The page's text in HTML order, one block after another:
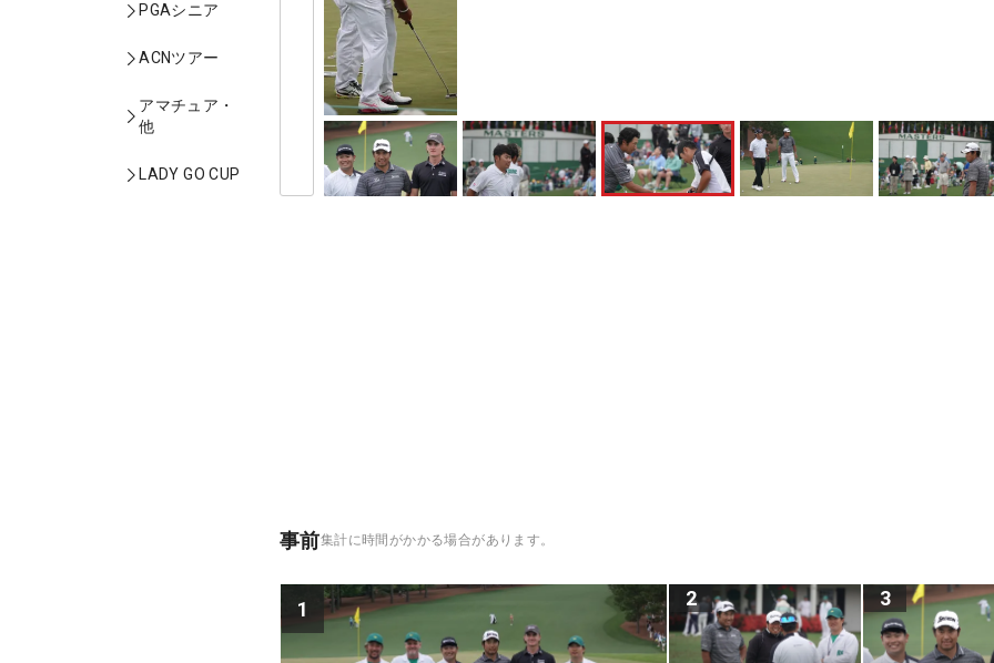
PGAシニア
ACNツアー
アマチュア・
他
LADY GO CUP
事前集計に時間がかかる場合があります。
1 2 3